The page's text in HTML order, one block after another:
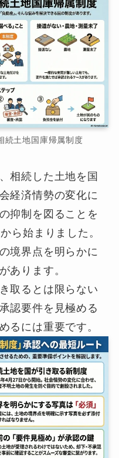
続土地国庫帰属制度
相続した土地を国
経済情勢の変化に
抑制を図ることを
ら始まりました。
境界点を明らかに
あります。
取るとは限らない
認要件を見極める
るには重要です。